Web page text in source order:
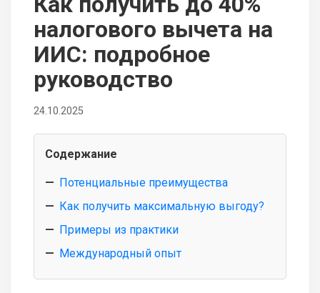
налогового вычета на
ИИС: подробное
руководство
24.10.2025
Содержание
Потенциальные преимущества
Как получить максимальную выгоду?
Примеры из практики
Международный опыт